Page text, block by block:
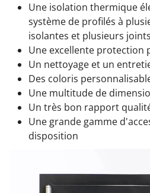
Une isolation thermique
système de profilés à
isolantes et plusieurs
Une excellente protection
Un nettoyage et un
Des coloris
Une multitude de
Un très bon rapport
Une grande gamme
disposition